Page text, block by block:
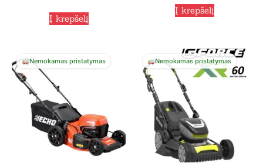
Į krepšelį
Į krepšelį
Nemokamas pristatymas Nemokamas pristatymas